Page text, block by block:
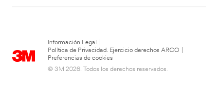
Información Legal
Política de Privacidad. Ejercicio derechos ARCO
Preferencias de cookies
© 3M 2026. Todos los derechos reservados.